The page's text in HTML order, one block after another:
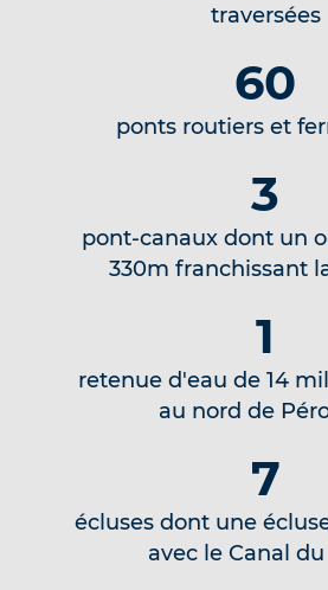
traversées
60
ponts routiers et
3
pont-canaux dont un
330m franchissant
1
retenue d'eau de 14
au nord de
7
écluses dont une
avec le Canal